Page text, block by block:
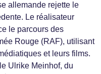
allemande rejette le
Le réalisateur
le parcours des
Rouge (RAF), utilisant
et leurs films.
Ulrike Meinhof, du